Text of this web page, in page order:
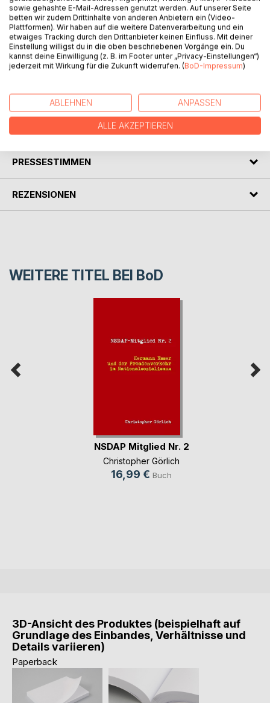
Dieses Buch versammelt sieben Lebensbilder von
Menschen, die als Heilige und Selige verehrt werden.
Das Buch lädt ein, den Spuren nachzugehen, die diese
besonderen Menschen in Münster hinterlassen haben.
Gedenkorte beschrieben.
PRESSESTIMMEN
REZENSIONEN
WEITERE TITEL BEI BoD
NSDAP Mitglied Nr. 2
Christopher Görlich
16,99 € Buch
3D-Ansicht des Produktes (beispielhaft auf
Grundlage des Einbandes, Verhältnisse und
Details variieren)
Paperback
sowie gehashte E-Mail-Adressen genutzt werden. Auf unserer Seite
betten wir zudem Drittinhalte von anderen Anbietern ein (Video-
Plattformen). Wir haben auf die weitere Datenverarbeitung und ein
etwaiges Tracking durch den Drittanbieter keinen Einfluss. Mit deiner
Einstellung willigst du in die oben beschriebenen Vorgänge ein. Du
kannst deine Einwilligung (z. B. im Footer unter „Privacy-Einstellungen“)
jederzeit mit Wirkung für die Zukunft widerrufen. (BoD-Impressum)
ABLEHNEN ANPASSEN
ALLE AKZEPTIEREN